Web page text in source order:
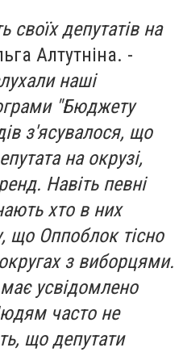
депутатів на
Алтутніна. -
наші
"Бюджету
з'ясувалося, що
на окрузі,
Навіть певні
хто в них
що Оппоблок тісно
з виборцями.
має усвідомлено
часто не
що депутати